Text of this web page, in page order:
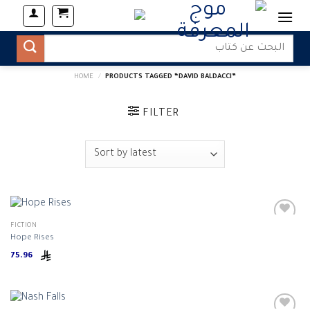
content
Search
HOME / PRODUCTS TAGGED “DAVID BALDACCI”
FILTER
FICTION
Hope Rises
75.96